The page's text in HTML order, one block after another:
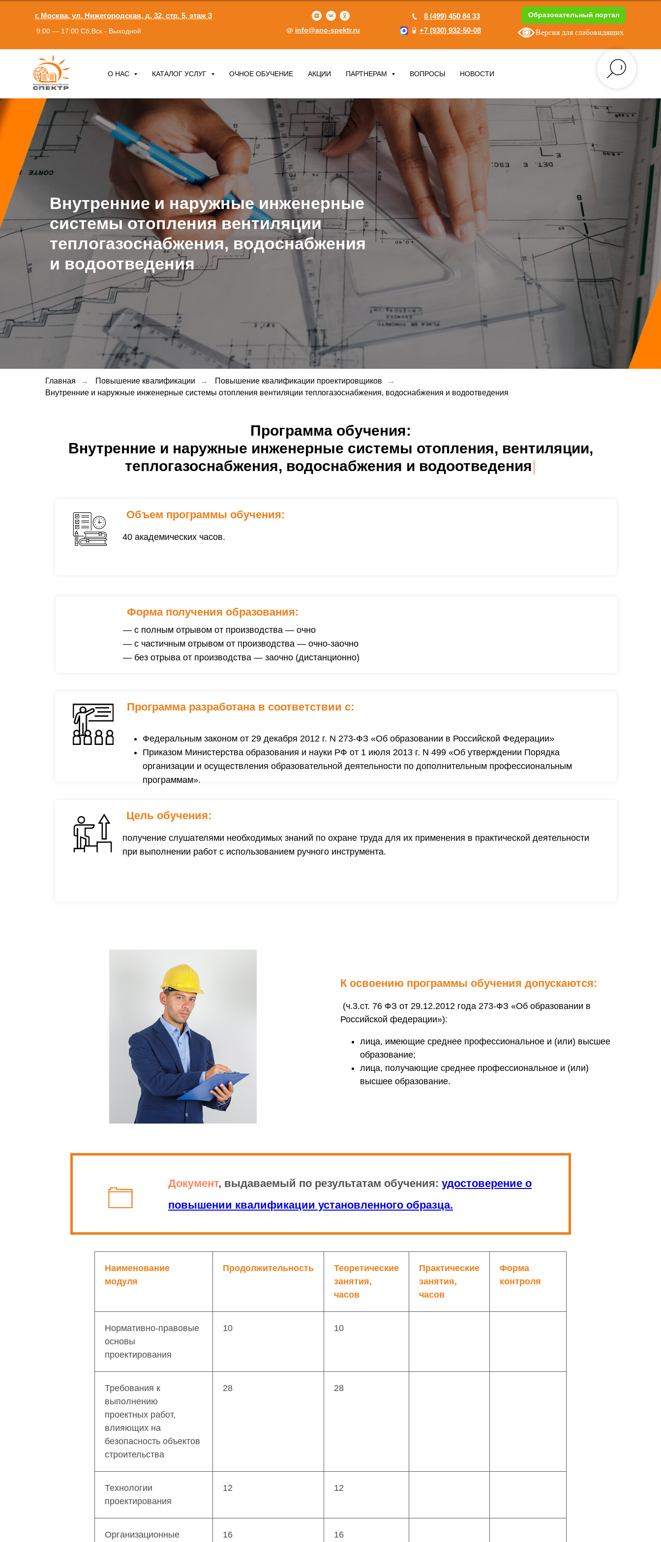
Образовательный портал
г. Москва, ул. Нижегородская, д. 32, стр. 5, этаж 3
+7 (930) 932-50-08
8 (499) 450 84 33
info@ano-spektr.ru
9:00 — 17:00 Сб,Вск - Выходной Версия для слабовидящих
О НАС КАТАЛОГ УСЛУГ ОЧНОЕ ОБУЧЕНИЕ АКЦИИ ПАРТНЕРАМ ВОПРОСЫ НОВОСТИ
Внутренние и наружные инженерные
системы отопления вентиляции
теплогазоснабжения, водоснабжения
и водоотведения
Главная → Повышение квалификации → Повышение квалификации проектировщиков
→
Внутренние и наружные инженерные системы отопления вентиляции теплогазоснабжения, водоснабжения и водоотведения
Программа обучения:
Внутренние и наружные инженерные системы отопления, вентиляции,
теплогазоснабжения, водоснабжения и водоотведения|
Федеральным законом от 29 декабря 2012 г. N 273-ФЗ «Об образовании в Российской Федерации»
Приказом Министерства образования и науки РФ от 1 июля 2013 г. N 499 «Об утверждении Порядка
организации и осуществления образовательной деятельности по дополнительным профессиональным
программам».
Программа разработана в соответствии с:
40 академических часов.
Объем программы обучения:
— с полным отрывом от производства — очно
— с частичным отрывом от производства — очно-заочно
— без отрыва от производства — заочно (дистанционно)
Форма получения образования:
получение слушателями необходимых знаний по охране труда для их применения в практической деятельности
при выполнении работ с использованием ручного инструмента.
Цель обучения:
К освоению программы обучения допускаются:
(ч.3.ст. 76 ФЗ от 29.12.2012 года 273-ФЗ «Об образовании в
Российской федерации»):
лица, имеющие среднее профессиональное и (или) высшее
образование;
лица, получающие среднее профессиональное и (или)
высшее образование.
Документ, выдаваемый по результатам обучения: удостоверение о
повышении квалификации установленного образца.
Наименование
модуля
Продолжительность
Теоретические
занятия,
часов
Практические
занятия,
часов
Форма
контроля
Нормативно-правовые
основы
проектирования
10 10
Требования к
выполнению
проектных работ,
влияющих на
безопасность объектов
строительства
28 28
Технологии
проектирования
12 12
Организационные
16 16